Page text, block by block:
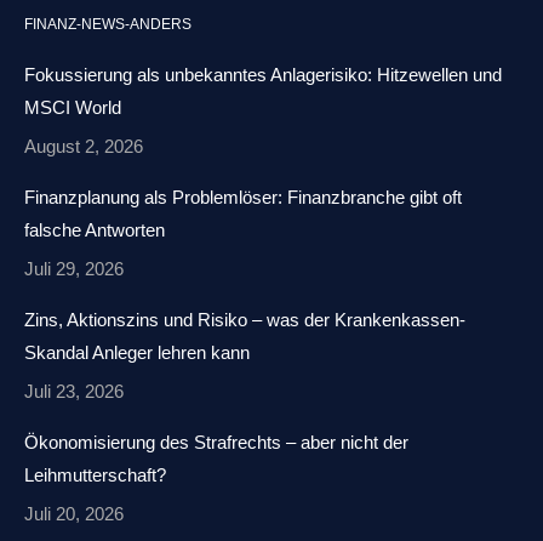
opensopensopenspage
FINANZ-NEWS-ANDERS
Fokussierung als unbekanntes Anlagerisiko: Hitzewellen und
MSCI World
August 2, 2026
Finanzplanung als Problemlöser: Finanzbranche gibt oft
falsche Antworten
Juli 29, 2026
Zins, Aktionszins und Risiko – was der Krankenkassen-
Skandal Anleger lehren kann
Juli 23, 2026
Ökonomisierung des Strafrechts – aber nicht der
Leihmutterschaft?
Juli 20, 2026